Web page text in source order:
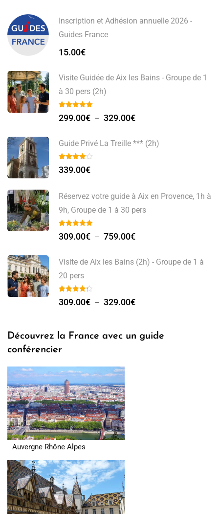
Inscription et Adhésion annuelle 2026 -
Guides France
15.00€
Visite Guidée de Aix les Bains - Groupe de 1
à 30 pers (2h)
299.00€ – 329.00€
Guide Privé La Treille *** (2h)
339.00€
Réservez votre guide à Aix en Provence, 1h à
9h, Groupe de 1 à 30 pers
309.00€ – 759.00€
Visite de Aix les Bains (2h) - Groupe de 1 à
20 pers
309.00€ – 329.00€
Découvrez la France avec un guide
conférencier
Auvergne Rhône Alpes